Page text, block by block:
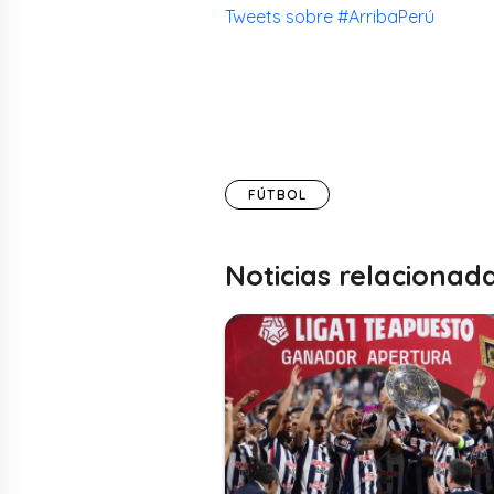
Tweets sobre #ArribaPerú
FÚTBOL
Noticias